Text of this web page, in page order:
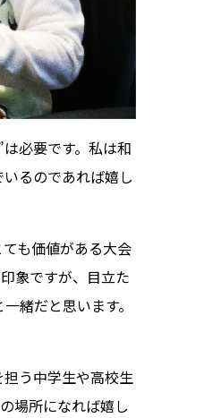
必要です。私は和
るのであれば嬉し
も価値がある大会
象ですが、目立た
緒だと思います。
う中学生や高校生
場所になれば嬉し